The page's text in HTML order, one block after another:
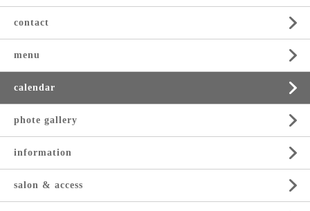
contact
menu
calendar
phote gallery
information
salon & access